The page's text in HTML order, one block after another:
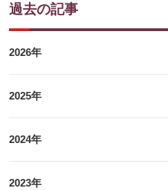
過去の記事
2026年
2025年
2024年
2023年